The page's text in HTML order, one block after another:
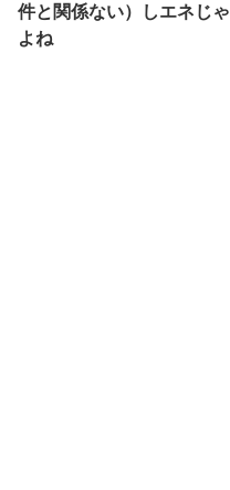
件と関係ない）しエネじ
よね